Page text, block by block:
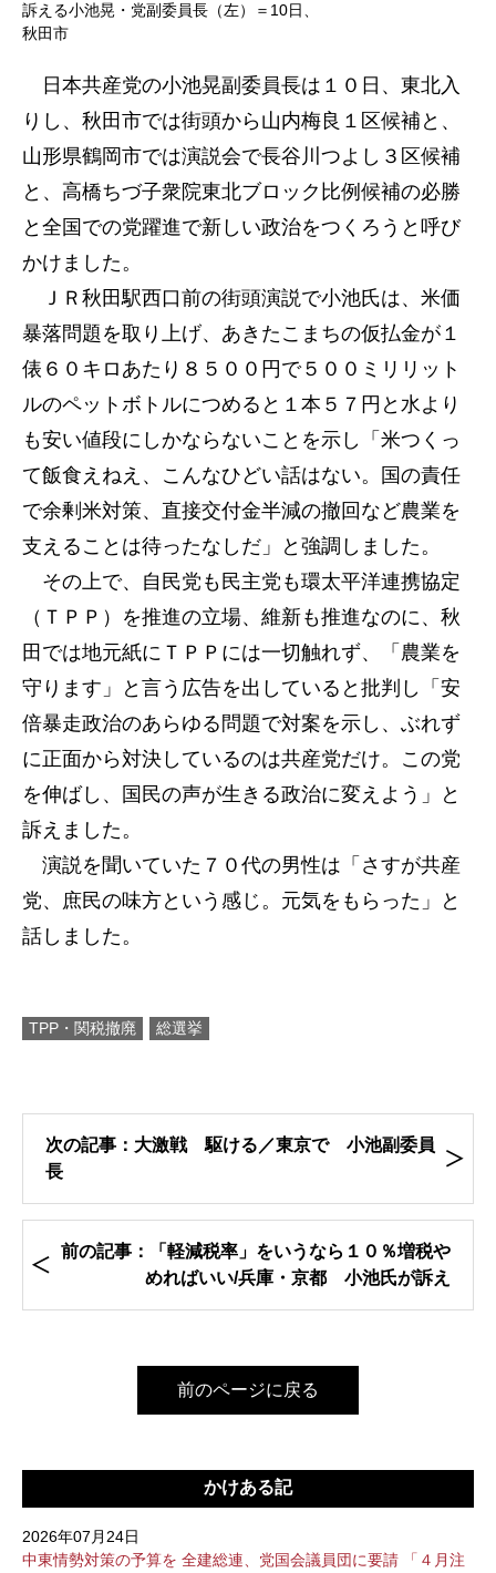
訴える小池晃・党副委員長（左）＝10日、
秋田市
日本共産党の小池晃副委員長は１０日、東北入
りし、秋田市では街頭から山内梅良１区候補と、
山形県鶴岡市では演説会で長谷川つよし３区候補
と、高橋ちづ子衆院東北ブロック比例候補の必勝
と全国での党躍進で新しい政治をつくろうと呼び
かけました。
ＪＲ秋田駅西口前の街頭演説で小池氏は、米価
暴落問題を取り上げ、あきたこまちの仮払金が１
俵６０キロあたり８５００円で５００ミリリット
ルのペットボトルにつめると１本５７円と水より
も安い値段にしかならないことを示し「米つくっ
て飯食えねえ、こんなひどい話はない。国の責任
で余剰米対策、直接交付金半減の撤回など農業を
支えることは待ったなしだ」と強調しました。
その上で、自民党も民主党も環太平洋連携協定
（ＴＰＰ）を推進の立場、維新も推進なのに、秋
田では地元紙にＴＰＰには一切触れず、「農業を
守ります」と言う広告を出していると批判し「安
倍暴走政治のあらゆる問題で対案を示し、ぶれず
に正面から対決しているのは共産党だけ。この党
を伸ばし、国民の声が生きる政治に変えよう」と
訴えました。
演説を聞いていた７０代の男性は「さすが共産
党、庶民の味方という感じ。元気をもらった」と
話しました。
TPP・関税撤廃 総選挙
次の記事：大激戦 駆ける／東京で 小池副委員
長
前の記事：「軽減税率」をいうなら１０％増税や
めればいい/兵庫・京都 小池氏が訴え
前のページに戻る
かけある記
2026年07月24日
中東情勢対策の予算を 全建総連、党国会議員団に要請 「４月注